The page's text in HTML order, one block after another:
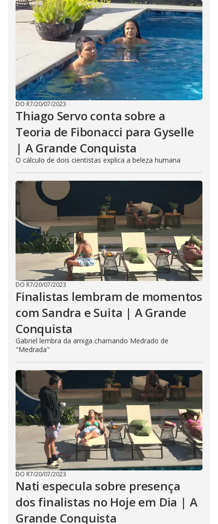
DO R7/20/07/2023
Thiago Servo conta sobre a
Teoria de Fibonacci para Gyselle
| A Grande Conquista
O cálculo de dois cientistas explica a beleza humana
DO R7/20/07/2023
Finalistas lembram de momentos
com Sandra e Suita | A Grande
Conquista
Gabriel lembra da amiga chamando Medrado de
"Medrada"
DO R7/20/07/2023
Nati especula sobre presença
dos finalistas no Hoje em Dia | A
Grande Conquista